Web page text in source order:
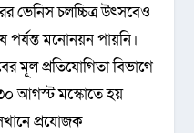
ভেনিস চলচ্চিত্র উৎসবেও
পর্যন্ত মনোনয়ন পায়নি।
মূল প্রতিযোগিতা বিভাগে
আগস্ট মস্কোতে হয়
প্রযোজক